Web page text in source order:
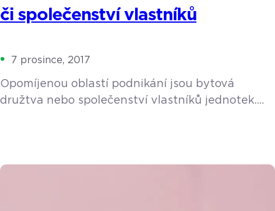
či společenství vlastníků
7 prosince, 2017
Opomíjenou oblastí podnikání jsou bytová
družtva nebo společenství vlastníků jednotek.
Tradičními zástupci jsou malí živnostníci jako